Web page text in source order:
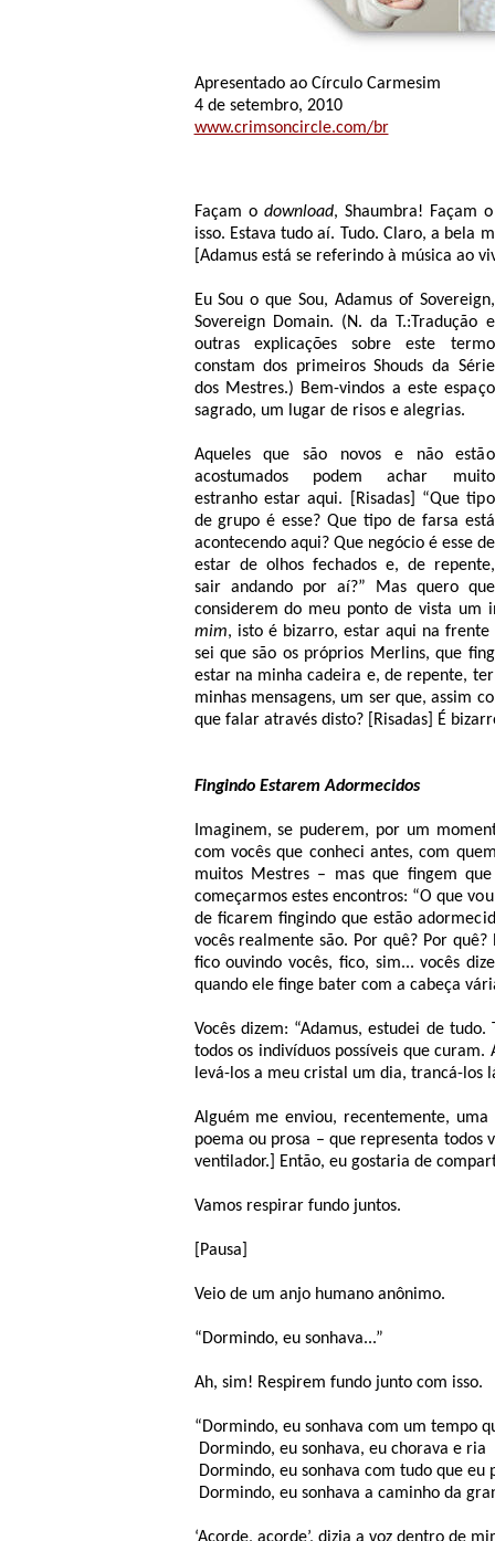
Apresentado ao Círculo Carmesim
4 de setembro, 2010
www.crimsoncircle.com/br
Façam o download, Shaumbra! Façam
isso. Estava tudo aí. Tudo. Claro, a bela
[Adamus está se referindo à música ao
Eu Sou o que Sou, Adamus of Sovereign,
Sovereign Domain. (N. da T.:Tradução e
outras explicações sobre este termo
constam dos primeiros Shouds da Série
dos Mestres.) Bem-vindos a este espaço
sagrado, um lugar de risos e alegrias.
Aqueles que são novos e não estão
acostumados podem achar muito
estranho estar aqui. [Risadas] “Que tipo
de grupo é esse? Que tipo de farsa está
acontecendo aqui? Que negócio é esse de
estar de olhos fechados e, de repente,
sair andando por aí?” Mas quero que
considerem do meu ponto de vista um
mim, isto é bizarro, estar aqui na frente
sei que são os próprios Merlins, que
estar na minha cadeira e, de repente,
minhas mensagens, um ser que, assim
que falar através disto? [Risadas] É
Fingindo Estarem Adormecidos
Imaginem, se puderem, por um
com vocês que conheci antes, com
muitos Mestres – mas que fingem
começarmos estes encontros: “O que
de ficarem fingindo que estão
vocês realmente são. Por quê? Por
fico ouvindo vocês, fico, sim... vocês
quando ele finge bater com a cabeça
Vocês dizem: “Adamus, estudei de
todos os indivíduos possíveis que
levá-los a meu cristal um dia, trancá-los
Alguém me enviou, recentemente,
poema ou prosa – que representa todos
ventilador.] Então, eu gostaria de
Vamos respirar fundo juntos.
[Pausa]
Veio de um anjo humano anônimo.
“Dormindo, eu sonhava...”
Ah, sim! Respirem fundo junto com isso.
“Dormindo, eu sonhava com um tempo
Dormindo, eu sonhava, eu chorava e ria
Dormindo, eu sonhava com tudo que eu
Dormindo, eu sonhava a caminho da